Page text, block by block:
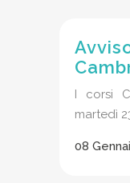
I corsi
martedì
08